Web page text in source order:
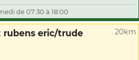
de 07:30 à 18:00
rubens eric/trude 20km